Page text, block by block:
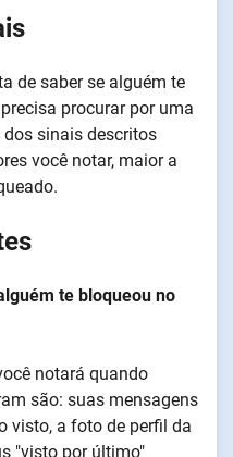
de saber se alguém te
procurar por uma
sinais descritos
você notar, maior a
te bloqueou no
notará quando
são: suas mensagens
visto, a foto de perfil da
"visto por último"